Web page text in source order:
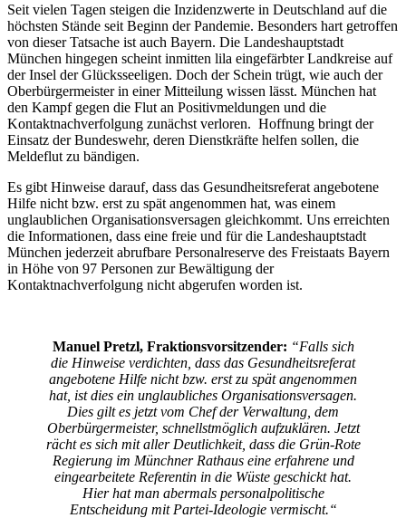
Seit vielen Tagen steigen die Inzidenzwerte in Deutschland auf die
höchsten Stände seit Beginn der Pandemie. Besonders hart getroffen
von dieser Tatsache ist auch Bayern. Die Landeshauptstadt
München hingegen scheint inmitten lila eingefärbter Landkreise auf
der Insel der Glücksseeligen. Doch der Schein trügt, wie auch der
Oberbürgermeister in einer Mitteilung wissen lässt. München hat
den Kampf gegen die Flut an Positivmeldungen und die
Kontaktnachverfolgung zunächst verloren. Hoffnung bringt der
Einsatz der Bundeswehr, deren Dienstkräfte helfen sollen, die
Meldeflut zu bändigen.
Es gibt Hinweise darauf, dass das Gesundheitsreferat angebotene
Hilfe nicht bzw. erst zu spät angenommen hat, was einem
unglaublichen Organisationsversagen gleichkommt. Uns erreichten
die Informationen, dass eine freie und für die Landeshauptstadt
München jederzeit abrufbare Personalreserve des Freistaats Bayern
in Höhe von 97 Personen zur Bewältigung der
Kontaktnachverfolgung nicht abgerufen worden ist.
Manuel Pretzl, Fraktionsvorsitzender: “Falls sich
die Hinweise verdichten, dass das Gesundheitsreferat
angebotene Hilfe nicht bzw. erst zu spät angenommen
hat, ist dies ein unglaubliches Organisationsversagen.
Dies gilt es jetzt vom Chef der Verwaltung, dem
Oberbürgermeister, schnellstmöglich aufzuklären. Jetzt
rächt es sich mit aller Deutlichkeit, dass die Grün-Rote
Regierung im Münchner Rathaus eine erfahrene und
eingearbeitete Referentin in die Wüste geschickt hat.
Hier hat man abermals personalpolitische
Entscheidung mit Partei-Ideologie vermischt.“